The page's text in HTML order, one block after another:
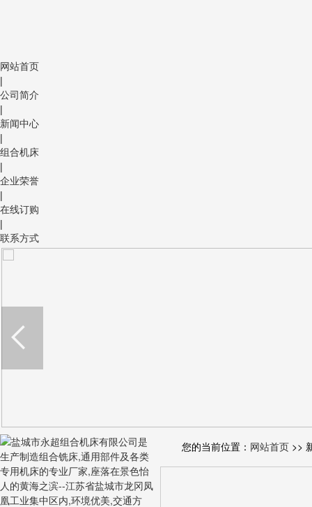
网站首页
|
公司简介
|
新闻中心
|
组合机床
|
企业荣誉
|
在线订购
|
联系方式
您的当前位置： 网站首页 >>